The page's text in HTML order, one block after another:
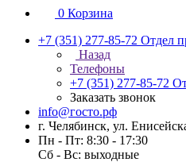
0 Корзина
+7 (351) 277-85-72 Отдел
Назад
Телефоны
+7 (351) 277-85-72
Заказать звонок
info@госто.рф
г. Челябинск, ул.
Пн - Пт: 8:30 - 17:30
Сб - Вс: выходные